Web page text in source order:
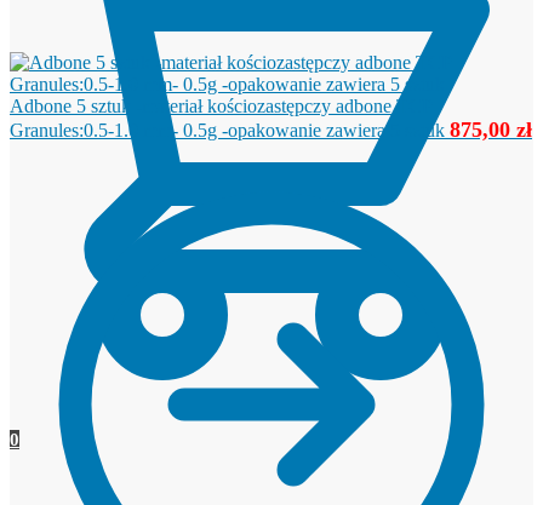
0
Adbone 5 sztuk -materiał kościozastępczy adbone TCP
Granules:0.5-1.0 mm- 0.5g -opakowanie zawiera 5 sztuk 875,00 zł